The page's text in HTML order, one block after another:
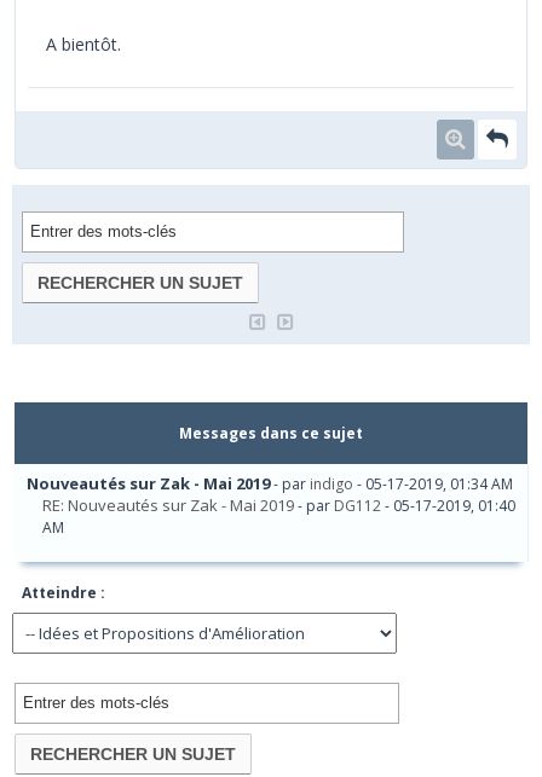
A bientôt.
Messages dans ce sujet
Nouveautés sur Zak - Mai 2019- par indigo - 05-17-2019, 01:34 AM
RE: Nouveautés sur Zak - Mai 2019- par DG112- 05-17-2019, 01:40
AM
Atteindre :